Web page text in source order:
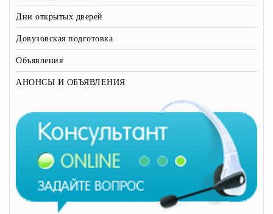
Дни открытых дверей
Довузовская подготовка
Объявления
АНОНСЫ И ОБЪЯВЛЕНИЯ